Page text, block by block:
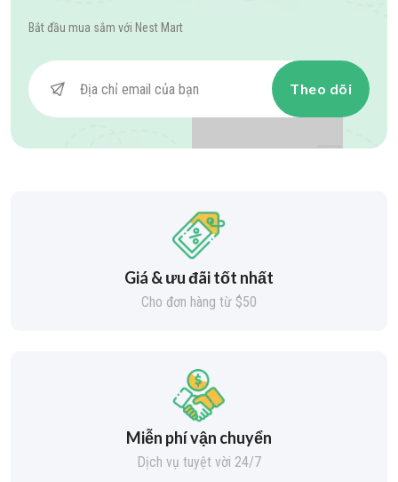
Bắt đầu mua sắm với Nest Mart
Theo dõi
Giá & ưu đãi tốt nhất
Cho đơn hàng từ $50
Miễn phí vận chuyển
Dịch vụ tuyệt vời 24/7